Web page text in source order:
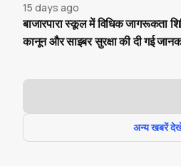
15 days ago
बाजारपारा स्कूल में विधिक जागरूकता
कानून और साइबर सुरक्षा की दी गई
अन्य खबरें